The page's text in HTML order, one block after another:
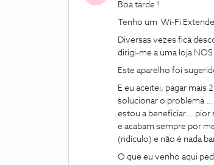
Boa tarde !
Tenho um Wi-Fi
Diversas vezes fica
dirigi-me a uma loja
Este aparelho foi
E eu aceitei, pagar mais
solucionar o problema
estou a beneficiar….pior
e acabam sempre por
(ridículo) e não é nada
O que eu venho aqui